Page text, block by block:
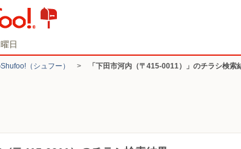
日
（シュフー） > 「下田市河内（〒415-0011）」のチラシ検索